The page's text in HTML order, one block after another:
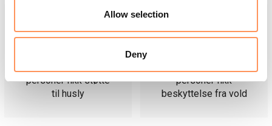
Allow selection
Deny
personer fikk støtte
til husly
personer fikk
beskyttelse fra vold